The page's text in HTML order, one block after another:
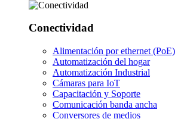
Conectividad
Alimentación por ethernet (PoE)
Automatización del hogar
Automatización Industrial
Cámaras para IoT
Capacitación y Soporte
Comunicación banda ancha
Conversores de medios